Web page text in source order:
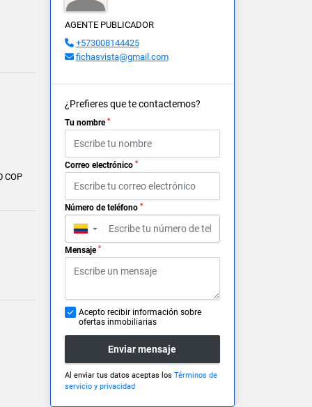
COP
AGENTE PUBLICADOR
+573008144425
fichasvista@gmail.com
¿Prefieres que te contactemos?
Tu nombre *
Correo electrónico *
Número de teléfono *
▼
Mensaje *
Acepto recibir información sobre
ofertas inmobiliarias
Enviar mensaje
Al enviar tus datos aceptas los Términos de
servicio y privacidad